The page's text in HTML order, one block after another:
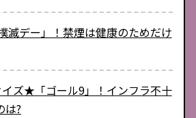
滅デー」！禁煙は健康のためだけ
ズ★「ゴール9」！インフラ不十
は?